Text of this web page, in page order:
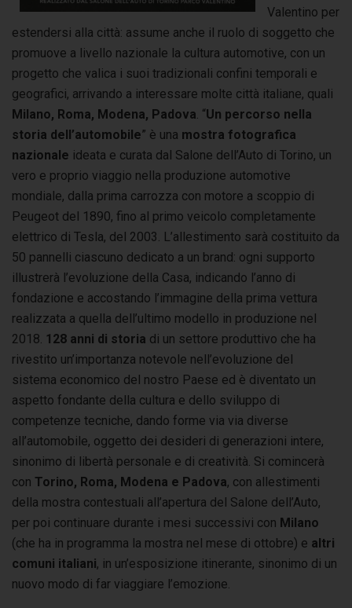
Valentino per
estendersi alla città: assume anche il ruolo di soggetto che
promuove a livello nazionale la cultura automotive, con un
progetto che valica i suoi tradizionali confini temporali e
geografici, arrivando a interessare molte città italiane, quali
Milano, Roma, Modena, Padova . “Un percorso nella
storia dell’automobile” è una mostra fotografica
nazionale ideata e curata dal Salone dell’Auto di Torino, un
vero e proprio viaggio nella produzione automotive
mondiale, dalla prima carrozza con motore a scoppio di
Peugeot del 1890, fino al primo veicolo completamente
elettrico di Tesla, del 2003. L’allestimento sarà costituito da
50 pannelli ciascuno dedicato a un brand: ogni supporto
illustrerà l’evoluzione della Casa, indicando l’anno di
fondazione e accostando l’immagine della prima vettura
realizzata a quella dell’ultimo modello in produzione nel
2018. 128 anni di storia di un settore produttivo che ha
rivestito un’importanza notevole nell’evoluzione del
sistema economico del nostro Paese ed è diventato un
aspetto fondante della cultura e dello sviluppo di
competenze tecniche, dando forme via via diverse
all’automobile, oggetto dei desideri di generazioni intere,
sinonimo di libertà personale e di creatività. Si comincerà
con Torino, Roma, Modena e Padova, con allestimenti
della mostra contestuali all’apertura del Salone dell’Auto,
per poi continuare durante i mesi successivi con Milano
(che ha in programma la mostra nel mese di ottobre) e altri
comuni italiani, in un’esposizione itinerante, sinonimo di un
nuovo modo di far viaggiare l’emozione.